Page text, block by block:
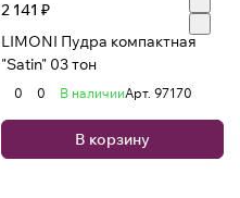
2 141 ₽
LIMONI Пудра компактная
"Satin" 03 тон
0 0 В наличииАрт. 97170
В корзину